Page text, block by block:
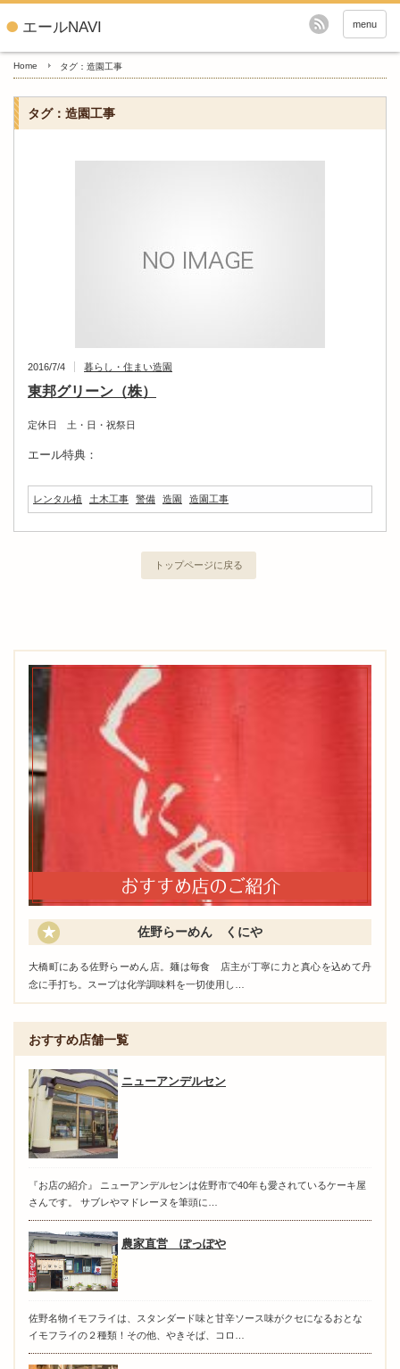
エールNAVI menu
Home タグ：造園工事
タグ：造園工事
2016/7/4 暮らし・住まい造園
東邦グリーン（株）
定休日 土・日・祝祭日
エール特典：
レンタル植 土木工事 警備 造園 造園工事
トップページに戻る
佐野らーめん くにや
大橋町にある佐野らーめん店。麺は毎食 店主が丁寧に力と真心を込めて丹
念に手打ち。スープは化学調味料を一切使用し…
おすすめ店舗一覧
ニューアンデルセン
『お店の紹介』 ニューアンデルセンは佐野市で40年も愛されているケーキ屋
さんです。 サブレやマドレーヌを筆頭に…
農家直営 ぽっぽや
佐野名物イモフライは、スタンダード味と甘辛ソース味がクセになるおとな
イモフライの２種類！その他、やきそば、コロ…